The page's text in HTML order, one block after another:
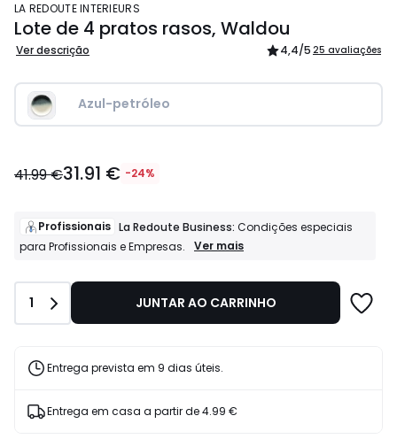
LA REDOUTE INTERIEURS
Lote de 4 pratos rasos, Waldou
Ver descrição 4,4/5 25 avaliações
Azul-petróleo
€
de
41.99
24%
desconto
41.99 €31.91 € -24%
Profissionais La Redoute Business: Condições especiais
para Profissionais e Empresas.
Profissionais
Condições
e
Ver mais
Quantidade
1 JUNTAR AO CARRINHO
Entrega prevista em 9 dias úteis.
Entrega em casa a partir de4.99 €